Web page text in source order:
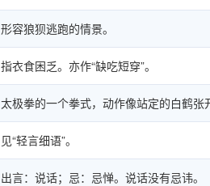
形容狼狈逃跑的情景。
指衣食困乏。亦作“缺吃短穿”。
太极拳的一个拳式，动作像站定的白鹤张
见“轻言细语”。
出言：说话；忌：忌惮。说话没有忌讳。